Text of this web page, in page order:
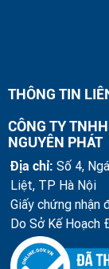
THÔNG TIN
CÔNG TY
NGUYÊN PHÁT
Địa chỉ: Số 4,
Liệt, TP Hà Nội
Giấy chứng nhận
Do Sở Kế